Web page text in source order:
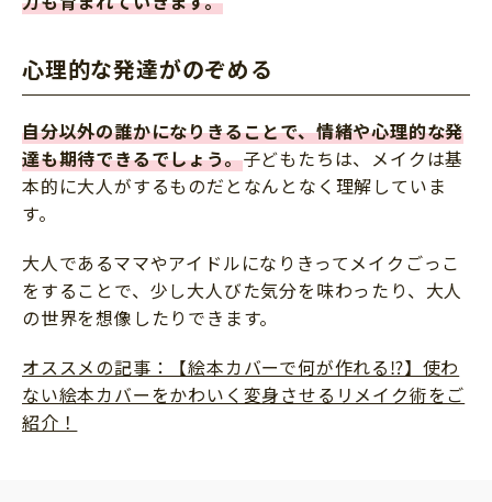
心理的な発達がのぞめる
自分以外の誰かになりきることで、情緒や心理的な発
達も期待できるでしょう。子どもたちは、メイクは基
本的に大人がするものだとなんとなく理解していま
す。
大人であるママやアイドルになりきってメイクごっこ
をすることで、少し大人びた気分を味わったり、大人
の世界を想像したりできます。
オススメの記事：【絵本カバーで何が作れる⁉】使わ
ない絵本カバーをかわいく変身させるリメイク術をご
紹介！